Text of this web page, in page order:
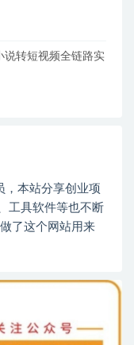
说转短视频全链路实
，本站分享创业项
工具软件等也不断
了这个网站用来